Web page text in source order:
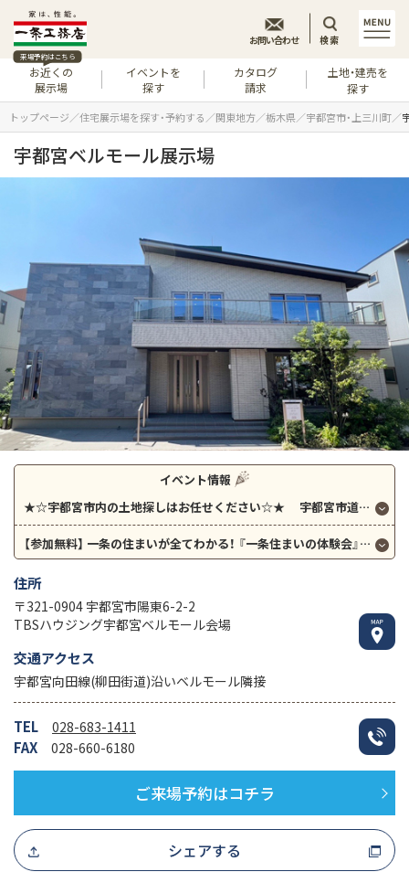
来場予約はこちら
お近くの
展示場
イベントを
探す
カタログ
請求
土地・建売を
探す
お問い合わせ 検索
トップページ 住宅展示場を探す・予約する 関東地方 栃木県 宇都宮市・上三川町
宇都宮ベルモール展示場
住所
〒321-0904 宇都宮市陽東6-2-2
TBSハウジング宇都宮ベルモール会場
交通アクセス
宇都宮向田線(柳田街道)沿いベルモール隣接
TEL 028-683-1411
FAX 028-660-6180
ご来場予約はコチラ
シェアする
イベント情報
★☆宇都宮市内の土地探しはお任せください☆★
宇都宮市道場宿（清原中央）、江曽島に分譲地販売開始！ その他自社分譲地、多数ございます！！
【参加無料】 一条の住まいが全てわかる！ 『一条住まいの体験会』開催！